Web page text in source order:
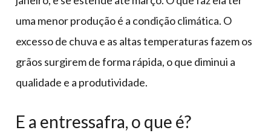
uma menor produção é a condição climática. O
excesso de chuva e as altas temperaturas fazem os
grãos surgirem de forma rápida, o que diminui a
qualidade e a produtividade.
E a entressafra, o que é?